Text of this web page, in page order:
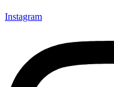
Instagram